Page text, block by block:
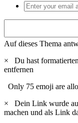
Auf dieses Thema
×
Du hast
entfernen
Only 75 emoji are
×
Dein Link wurde
machen und als Link